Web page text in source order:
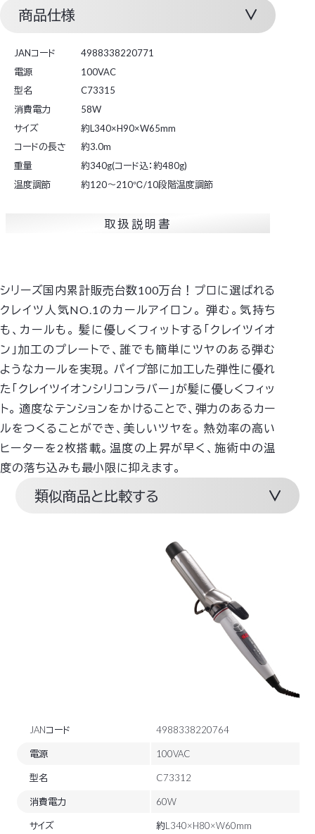
商品仕様
JANコード
4988338220771
電源
100VAC
型名
C73315
消費電力
58W
サイズ
約L340×H90×W65mm
コードの長さ
約3.0m
重量
約340g(コード込：約480g)
温度調節
約120～210℃/10段階温度調節
取扱説明書
シリーズ国内累計販売台数100万台！プロに選ばれる
クレイツ人気NO.1のカールアイロン。 弾む。気持ち
も、カールも。 髪に優しくフィットする「クレイツイオ
ン」加工のプレートで、誰でも簡単にツヤのある弾む
ようなカールを実現。 パイプ部に加工した弾性に優れ
た「クレイツイオンシリコンラバー」が髪に優しくフィッ
ト。 適度なテンションをかけることで、弾力のあるカー
ルをつくることができ、美しいツヤを。 熱効率の高い
ヒーターを2枚搭載。温度の上昇が早く、施術中の温
度の落ち込みも最小限に抑えます。
類似商品と比較する
JANコード 4988338220764
電源 100VAC
型名 C73312
消費電力 60W
サイズ 約L340×H80×W60mm